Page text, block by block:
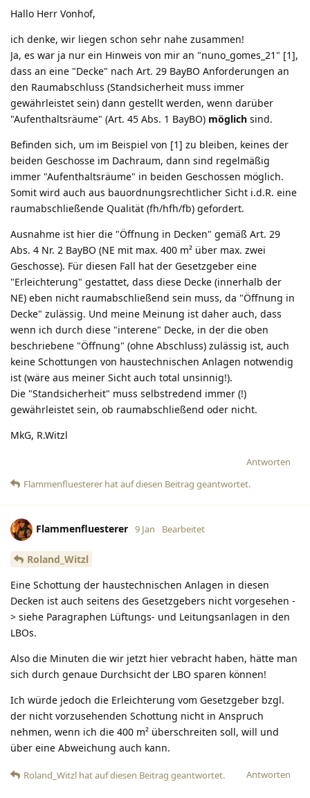
Hallo Herr Vonhof,
ich denke, wir liegen schon sehr nahe zusammen!
Ja, es war ja nur ein Hinweis von mir an "nuno_gomes_21" [1],
dass an eine "Decke" nach Art. 29 BayBO Anforderungen an
den Raumabschluss (Standsicherheit muss immer
gewährleistet sein) dann gestellt werden, wenn darüber
"Aufenthaltsräume" (Art. 45 Abs. 1 BayBO) möglich sind.
Befinden sich, um im Beispiel von [1] zu bleiben, keines der
beiden Geschosse im Dachraum, dann sind regelmäßig
immer "Aufenthaltsräume" in beiden Geschossen möglich.
Somit wird auch aus bauordnungsrechtlicher Sicht i.d.R. eine
raumabschließende Qualität (fh/hfh/fb) gefordert.
Ausnahme ist hier die "Öffnung in Decken" gemäß Art. 29
Abs. 4 Nr. 2 BayBO (NE mit max. 400 m² über max. zwei
Geschosse). Für diesen Fall hat der Gesetzgeber eine
"Erleichterung" gestattet, dass diese Decke (innerhalb der
NE) eben nicht raumabschließend sein muss, da "Öffnung in
Decke" zulässig. Und meine Meinung ist daher auch, dass
wenn ich durch diese "interene" Decke, in der die oben
beschriebene "Öffnung" (ohne Abschluss) zulässig ist, auch
keine Schottungen von haustechnischen Anlagen notwendig
ist (wäre aus meiner Sicht auch total unsinnig!).
Die "Standsicherheit" muss selbstredend immer (!)
gewährleistet sein, ob raumabschließend oder nicht.
MkG, R.Witzl
Antworten
Flammenfluesterer hatauf diesen Beitrag geantwortet.
Flammenfluesterer 9 Jan Bearbeitet
Roland_Witzl
Eine Schottung der haustechnischen Anlagen in diesen
Decken ist auch seitens des Gesetzgebers nicht vorgesehen -
> siehe Paragraphen Lüftungs- und Leitungsanlagen in den
LBOs.
Also die Minuten die wir jetzt hier vebracht haben, hätte man
sich durch genaue Durchsicht der LBO sparen können!
Ich würde jedoch die Erleichterung vom Gesetzgeber bzgl.
der nicht vorzusehenden Schottung nicht in Anspruch
nehmen, wenn ich die 400 m² überschreiten soll, will und
über eine Abweichung auch kann.
Antworten
Roland_Witzl hatauf diesen Beitrag geantwortet.